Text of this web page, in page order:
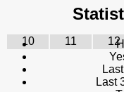
10 11 12
Last